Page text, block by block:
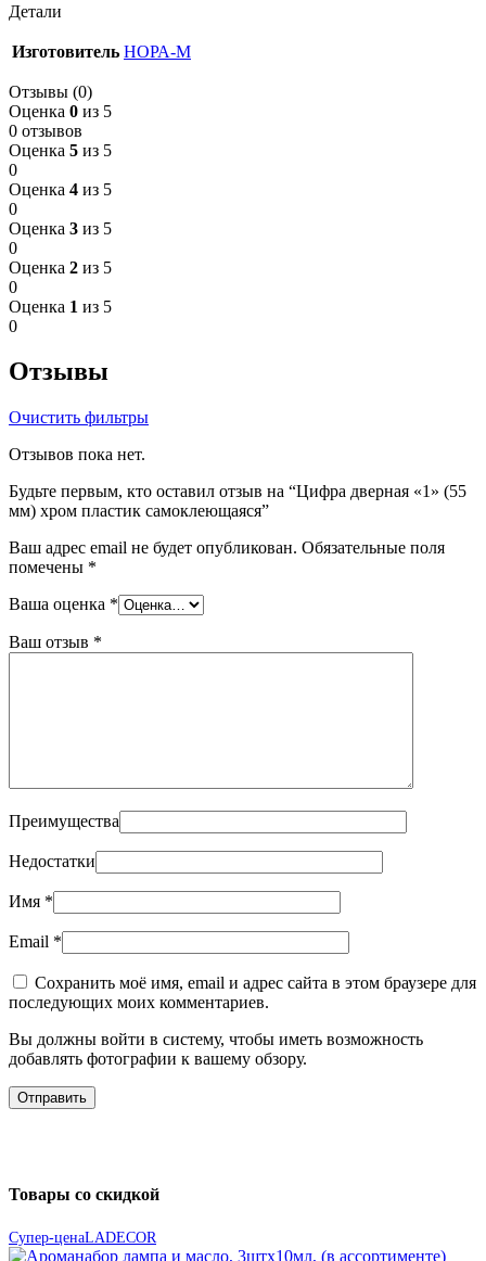
Детали
Изготовитель НОРА-М
Отзывы (0)
Оценка 0 из 5
0 отзывов
Оценка 5 из 5
0
Оценка 4 из 5
0
Оценка 3 из 5
0
Оценка 2 из 5
0
Оценка 1 из 5
0
Отзывы
Очистить фильтры
Отзывов пока нет.
Будьте первым, кто оставил отзыв на “Цифра дверная «1» (55
мм) хром пластик самоклеющаяся”
Ваш адрес email не будет опубликован. Обязательные поля
помечены *
Ваша оценка *
Ваш отзыв *
Преимущества
Недостатки
Имя *
Email *
Сохранить моё имя, email и адрес сайта в этом браузере для
последующих моих комментариев.
Вы должны войти в систему, чтобы иметь возможность
добавлять фотографии к вашему обзору.
Товары со скидкой
Супер-ценаLADECOR